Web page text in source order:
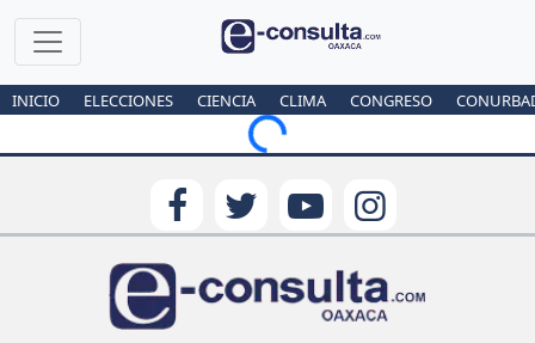
INICIO ELECCIONES CIENCIA CLIMA CONGRESO
Loading...